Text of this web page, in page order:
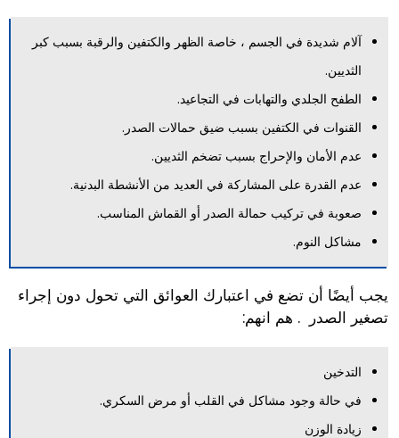
آلام شديدة في الجسم ، خاصة الظهر والكتفين والرقبة بسبب كبر
الثديين.
الطفح الجلدي والتهابات في التجاعيد.
القنوات في الكتفين بسبب ضيق حمالات الصدر.
عدم الأمان والإحراج بسبب تضخم الثديين.
عدم القدرة على المشاركة في العديد من الأنشطة البدنية.
صعوبة في تركيب حمالة الصدر أو القماش المناسب.
مشاكل النوم.
يجب أيضًا أن تضع في اعتبارك العوائق التي تحول دون إجراء
تصغير الصدر . هم انهم:
التدخين
في حالة وجود مشاكل في القلب أو مرض السكري.
زيادة الوزن